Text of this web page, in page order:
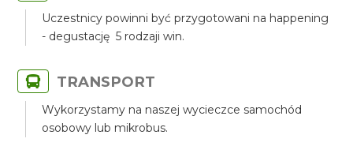
Uczestnicy powinni być przygotowani na happening
- degustację 5 rodzaji win.
TRANSPORT
Wykorzystamy na naszej wycieczce samochód
osobowy lub mikrobus.